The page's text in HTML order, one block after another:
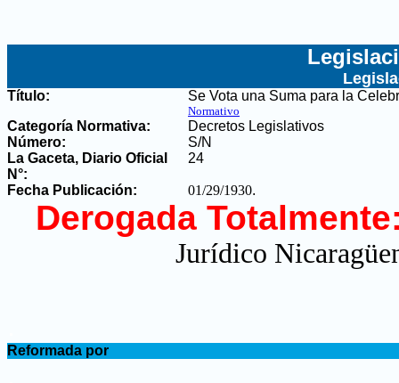
Título: Se Vota una Suma para la
Normativo
Categoría Normativa:
Decretos Legislativos
Número:
S/N
La Gaceta, Diario Oficial
N°:
24
Fecha Publicación: 01/29/1930.
Derogada
Jurídico
Reformada por